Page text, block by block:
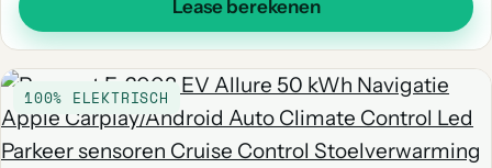
Lease berekenen
100% ELEKTRISCH